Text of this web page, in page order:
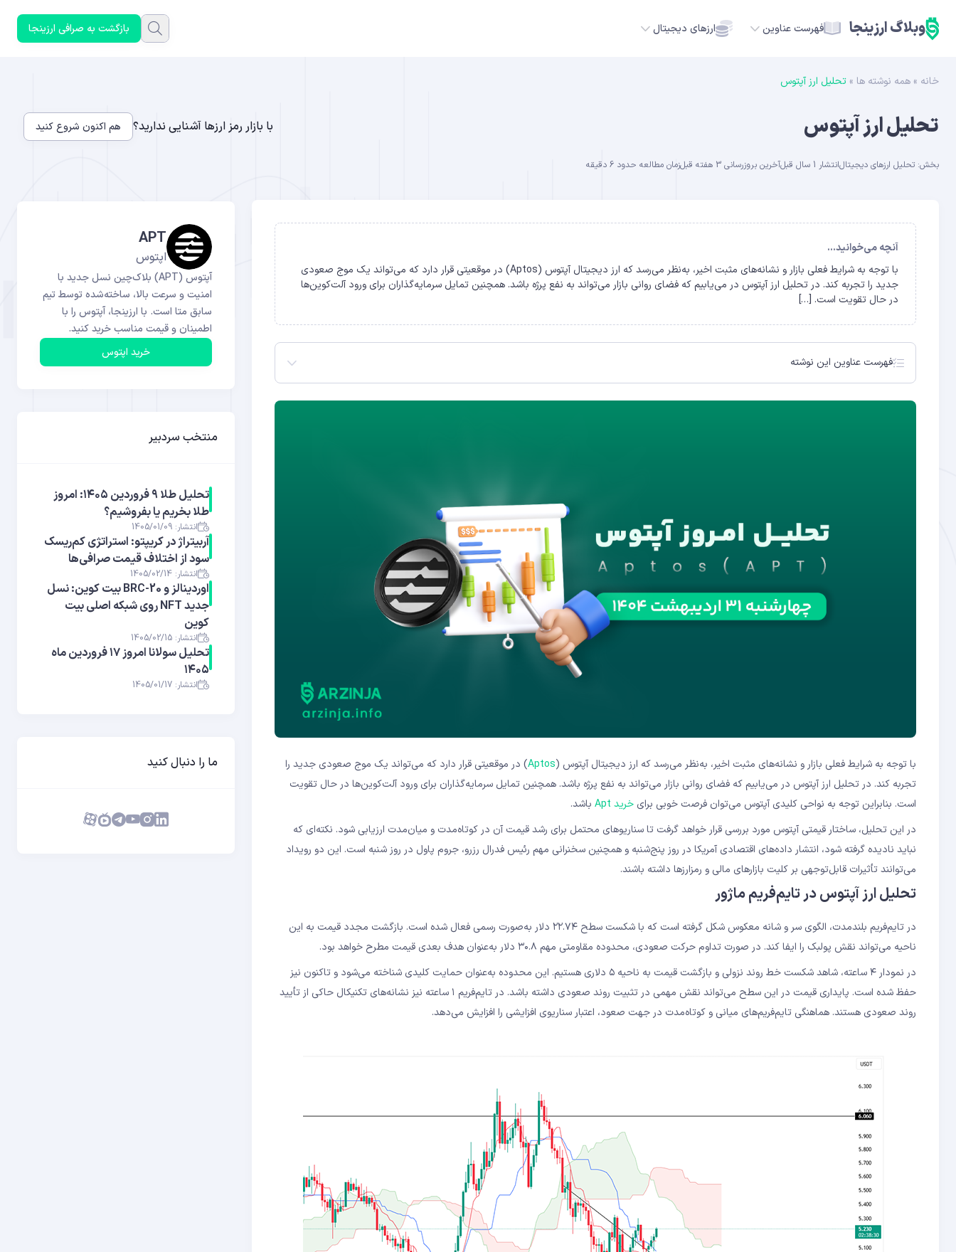
وبلاگ ارزینجا فهرست عناوین ارزهای دیجیتال
ADA
بازگشت به صرافی ارزینجا
خانه » همه نوشته ها » تحلیل ارز آپتوس
تحلیل ارز آپتوس با بازار رمز ارزها آشنایی ندارید؟ هم اکنون شروع کنید
بخش: تحلیل ارزهای دیجیتالانتشار 1 سال قبل آخرین بروزرسانی 3 هفته قبل زمان مطالعه حدود 6 دقیقه
آنچه می‌خوانید...
با توجه به شرایط فعلی بازار و نشانه‌های مثبت اخیر، به‌نظر می‌رسد که ارز دیجیتال آپتوس (Aptos) در موقعیتی قرار دارد که می‌تواند یک موج صعودی
جدید را تجربه کند. در تحلیل ارز آپتوس در می‌یابیم که فضای روانی بازار می‌تواند به نفع پرژه باشد. همچنین تمایل سرمایه‌گذاران برای ورود آلت‌کوین‌ها
در حال تقویت است. […]
فهرست عناوین این نوشته
تحلیل ارز آپتوس در تایم‌فریم مینور
با توجه به شرایط فعلی بازار و نشانه‌های مثبت اخیر، به‌نظر می‌رسد که ارز دیجیتال آپتوس (Aptos) در موقعیتی قرار دارد که می‌تواند یک موج صعودی جدید را
تجربه کند. در تحلیل ارز آپتوس در می‌یابیم که فضای روانی بازار می‌تواند به نفع پرژه باشد. همچنین تمایل سرمایه‌گذاران برای ورود آلت‌کوین‌ها در حال تقویت
است. بنابراین توجه به نواحی کلیدی آپتوس می‌توان فرصت خوبی برای خرید Apt
باشد.
در این تحلیل، ساختار قیمتی آپتوس مورد بررسی قرار خواهد گرفت تا سناریوهای محتمل برای رشد قیمت آن در کوتاه‌مدت و میان‌مدت ارزیابی شود. نکته‌ای که
نباید نادیده گرفته شود، انتشار داده‌های اقتصادی آمریکا در روز پنج‌شنبه و همچنین سخنرانی مهم رئیس فدرال رزرو، جروم پاول در روز شنبه است. این دو رویداد
می‌توانند تأثیرات قابل‌توجهی بر کلیت بازارهای مالی و رمزارزها داشته باشند.
تحلیل ارز آپتوس در تایم‌فریم ماژور
در تایم‌فریم بلندمدت، الگوی سر و شانه معکوس شکل گرفته است که با شکست سطح ۲۲.۷۴ دلار به‌صورت رسمی فعال شده است. بازگشت مجدد قیمت به این
ناحیه می‌تواند نقش پولبک را ایفا کند. در صورت تداوم حرکت صعودی، محدوده مقاومتی مهم ۳۰.۸ دلار به‌عنوان هدف بعدی قیمت مطرح خواهد بود.
در نمودار ۴ ساعته، شاهد شکست خط روند نزولی و بازگشت قیمت به ناحیه ۵ دلاری هستیم. این محدوده به‌عنوان حمایت کلیدی شناخته می‌شود و تاکنون نیز
حفظ شده است. پایداری قیمت در این سطح می‌تواند نقش مهمی در تثبیت روند صعودی داشته باشد. در تایم‌فریم ۱ ساعته نیز نشانه‌های تکنیکال حاکی از تأیید
روند صعودی هستند. هماهنگی تایم‌فریم‌های میانی و کوتاه‌مدت در جهت صعود، اعتبار سناریوی افزایشی را افزایش می‌دهد.
APT
اپتوس
آپتوس (APT) بلاک‌چین نسل جدید با
امنیت و سرعت بالا، ساخته‌شده توسط تیم
سابق متا است. با ارزینجا، آپتوس را با
اطمینان و قیمت مناسب خرید کنید.
خرید اپتوس
منتخب سردبیر
تحلیل طلا ۹ فروردین ۱۴۰۵: امروز
طلا بخریم یا بفروشیم؟
انتشار: 1405/01/09
آربیتراژ در کریپتو: استراتژی کم‌ریسک
سود از اختلاف قیمت صرافی‌ها
انتشار: 1405/02/14
اوردینالز و BRC-20 بیت کوین: نسل
جدید NFT روی شبکه اصلی بیت
کوین
انتشار: 1405/02/15
تحلیل سولانا امروز ۱۷ فروردین ماه
۱۴۰۵
انتشار: 1405/01/17
ما را دنبال کنید